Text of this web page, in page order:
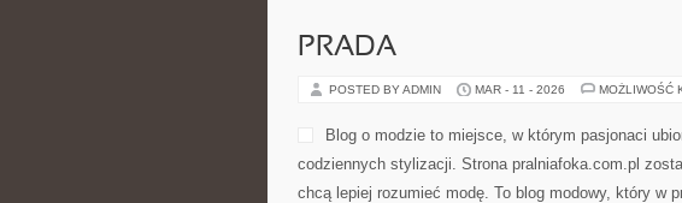
PRADA
POSTED BY ADMIN MAR - 11 - 2026 MOŻLIWOŚĆ
Blog o modzie to miejsce, w którym pasjonaci
codziennych stylizacji. Strona pralniafoka.com.pl
chcą lepiej rozumieć modę. To blog modowy, który w